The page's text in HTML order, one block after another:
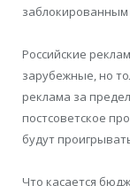
заблокированным
Российские
зарубежные, но
реклама за
постсоветское
будут
Что касается